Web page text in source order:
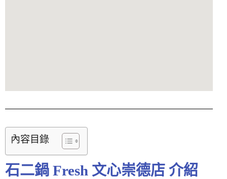
內容目錄
石二鍋 Fresh 文心崇德店 介紹